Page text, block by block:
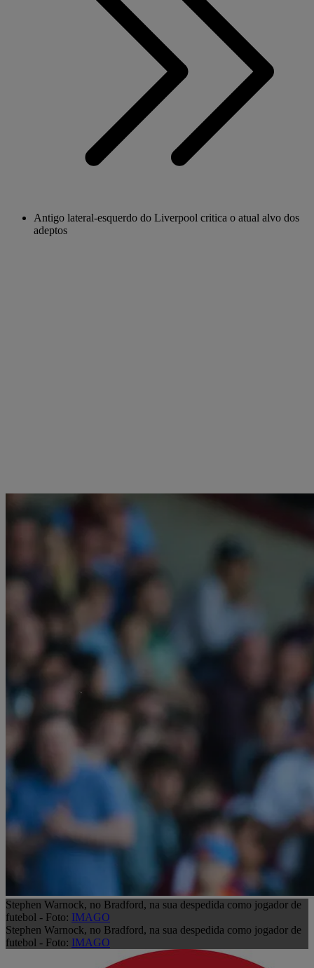
Antigo lateral-esquerdo do Liverpool critica o atual alvo dos
adeptos
Stephen Warnock, no Bradford, na sua despedida como jogador de
futebol - Foto: IMAGO
Stephen Warnock, no Bradford, na sua despedida como jogador de
futebol - Foto: IMAGO